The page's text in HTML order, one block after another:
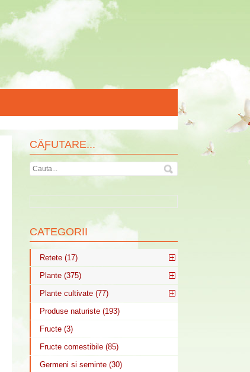
CÄƑUTARE...
CATEGORII
Retete (17)
Plante (375)
Plante cultivate (77)
Produse naturiste (193)
Fructe (3)
Fructe comestibile (85)
Germeni si seminte (30)